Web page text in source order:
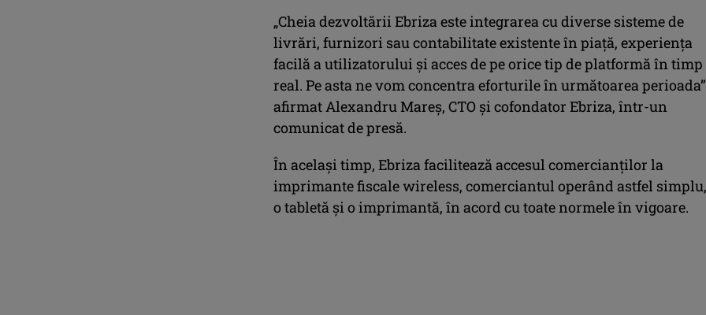
„Cheia dezvoltării Ebriza este integrarea cu diverse sisteme de
livrări, furnizori sau contabilitate existente în piață, experiența
facilă a utilizatorului și acces de pe orice tip de platformă în timp
real. Pe asta ne vom concentra eforturile în următoarea
afirmat Alexandru Mareş, CTO şi cofondator Ebriza, într-un
comunicat de presă.
În același timp, Ebriza facilitează accesul comercianților la
imprimante fiscale wireless, comerciantul operând astfel
o tabletă și o imprimantă, în acord cu toate normele în vigoare.